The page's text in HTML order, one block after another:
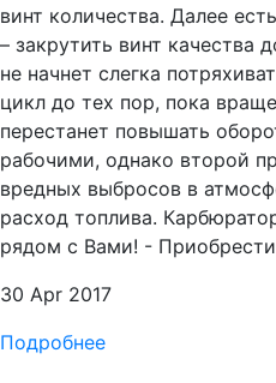
винт количества. Далее
– закрутить винт качества
не начнет слегка
цикл до тех пор, пока
перестанет повышать
рабочими, однако второй
вредных выбросов в
расход топлива.
рядом с Вами! -
30 Apr 2017
Подробнее